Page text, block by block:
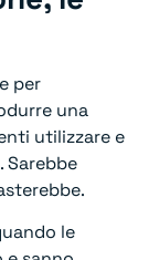
per
una
utilizzare e
le